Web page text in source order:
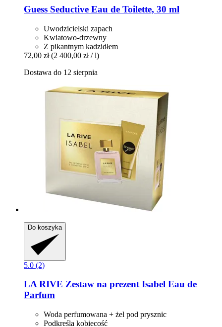
Guess Seductive Eau de Toilette, 30 ml
Uwodzicielski zapach
Kwiatowo-drzewny
Z pikantnym kadzidłem
72,00 zł (2 400,00 zł / l)
Dostawa do 12 sierpnia
Do koszyka
5.0 (2)
LA RIVE Zestaw na prezent Isabel Eau de
Parfum
Woda perfumowana + żel pod prysznic
Podkreśla kobiecość